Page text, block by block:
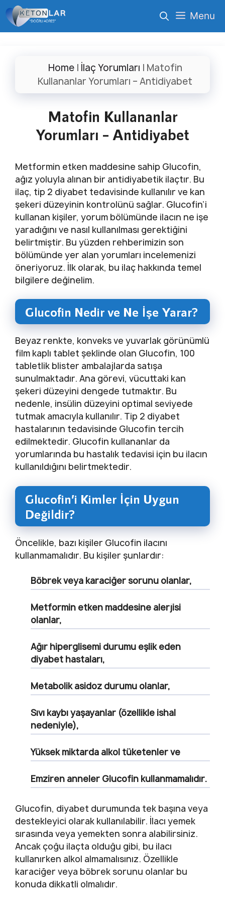
İçeriğe
atla
Menu
Home| İlaç Yorumları | Matofin
Kullananlar Yorumları – Antidiyabet
Matofin Kullananlar
Yorumları – Antidiyabet
Metformin etken maddesine sahip Glucofin,
ağız yoluyla alınan bir antidiyabetik ilaçtır. Bu
ilaç, tip 2 diyabet tedavisinde kullanılır ve kan
şekeri düzeyinin kontrolünü sağlar. Glucofin’i
kullanan kişiler, yorum bölümünde ilacın ne işe
yaradığını ve nasıl kullanılması gerektiğini
belirtmiştir. Bu yüzden rehberimizin son
bölümünde yer alan yorumları incelemenizi
öneriyoruz. İlk olarak, bu ilaç hakkında temel
bilgilere değinelim.
Glucofin Nedir ve Ne İşe Yarar?
Beyaz renkte, konveks ve yuvarlak görünümlü
film kaplı tablet şeklinde olan Glucofin, 100
tabletlik blister ambalajlarda satışa
sunulmaktadır. Ana görevi, vücuttaki kan
şekeri düzeyini dengede tutmaktır. Bu
nedenle, insülin düzeyini optimal seviyede
tutmak amacıyla kullanılır. Tip 2 diyabet
hastalarının tedavisinde Glucofin tercih
edilmektedir. Glucofin kullananlar da
yorumlarında bu hastalık tedavisi için bu ilacın
kullanıldığını belirtmektedir.
Glucofin’i Kimler İçin Uygun
Değildir?
Öncelikle, bazı kişiler Glucofin ilacını
kullanmamalıdır. Bu kişiler şunlardır:
Böbrek veya karaciğer sorunu olanlar,
Metformin etken maddesine alerjisi
olanlar,
Ağır hiperglisemi durumu eşlik eden
diyabet hastaları,
Metabolik asidoz durumu olanlar,
Sıvı kaybı yaşayanlar (özellikle ishal
nedeniyle),
Yüksek miktarda alkol tüketenler ve
Emziren anneler Glucofin kullanmamalıdır.
Glucofin, diyabet durumunda tek başına veya
destekleyici olarak kullanılabilir. İlacı yemek
sırasında veya yemekten sonra alabilirsiniz.
Ancak çoğu ilaçta olduğu gibi, bu ilacı
kullanırken alkol almamalısınız. Özellikle
karaciğer veya böbrek sorunu olanlar bu
konuda dikkatli olmalıdır.